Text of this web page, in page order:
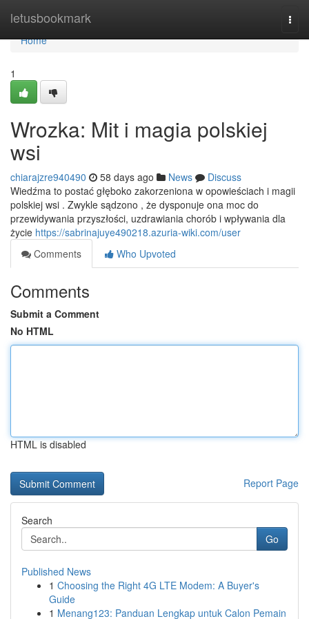
letusbookmark
Home
Home
1
Wrozka: Mit i magia polskiej
wsi
chiarajzre940490 58 days ago News
Discuss
Wiedźma to postać głęboko zakorzeniona w opowieściach i magii
polskiej wsi . Zwykle sądzono , że dysponuje ona moc do
przewidywania przyszłości, uzdrawiania chorób i wpływania dla
życie https://sabrinajuye490218.azuria-wiki.com/user
Comments
Who Upvoted
Comments
Submit a Comment
No HTML
HTML is disabled
Report Page
Search
Go
Published News
1 Choosing the Right 4G LTE Modem: A Buyer's
Guide
1 Menang123: Panduan Lengkap untuk Calon Pemain